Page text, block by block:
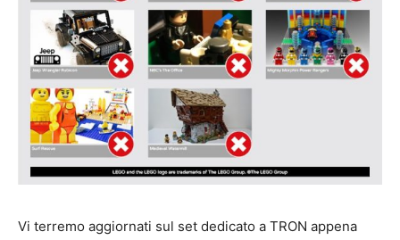
Vi terremo aggiornati sul set dedicato a TRON appena